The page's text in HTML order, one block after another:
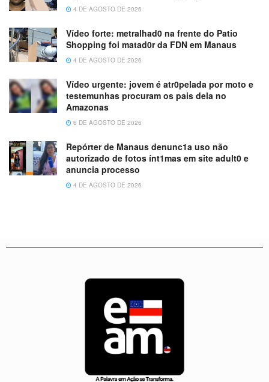
4 DE AGOSTO DE 2026
Vídeo forte: metralhad0 na frente do Patio
Shopping foi matad0r da FDN em Manaus
4 DE AGOSTO DE 2026
Vídeo urgente: jovem é atr0pelada por moto e
testemunhas procuram os pais dela no
Amazonas
6 DE AGOSTO DE 2026
Repórter de Manaus denunc1a uso não
autorizado de fotos ínt1mas em site adult0 e
anuncia processo
4 DE AGOSTO DE 2026